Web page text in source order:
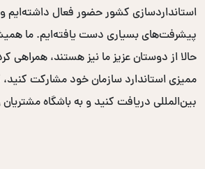
استانداردسازی کشور حضور فعال داشته‌ایم
پیشرفت‌های بسیاری دست یافته‌ایم. ما
حالا از دوستان عزیز ما نیز هستند، همراهی
ممیزی استاندارد سازمان خود مشارکت کنید،
بین‌المللی دریافت کنید و به باشگاه